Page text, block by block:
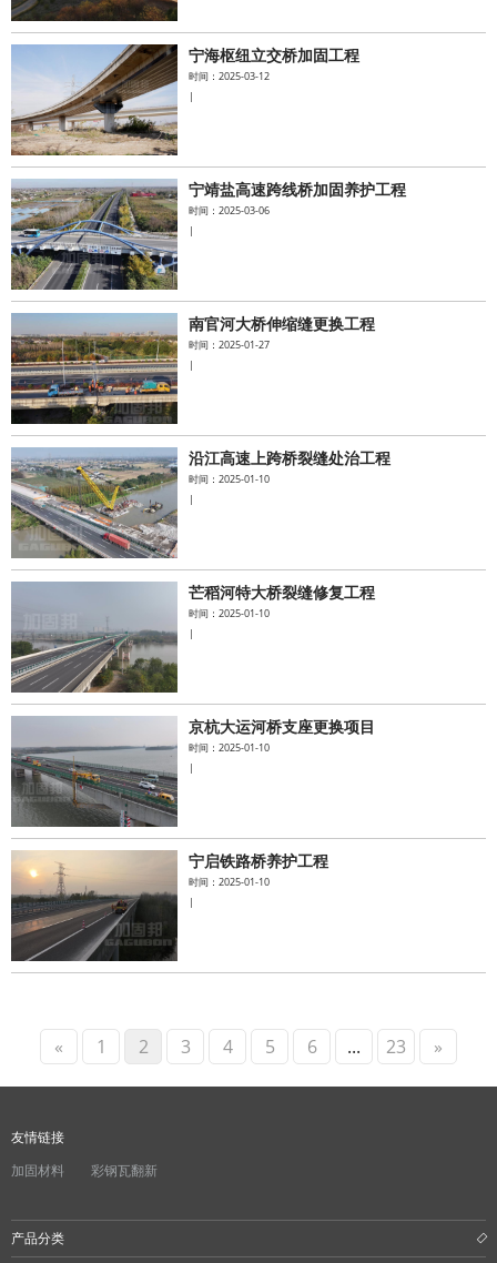
宁海枢纽立交桥加固工程
时间：2025-03-12
|
宁靖盐高速跨线桥加固养护工程
时间：2025-03-06
|
南官河大桥伸缩缝更换工程
时间：2025-01-27
|
沿江高速上跨桥裂缝处治工程
时间：2025-01-10
|
芒稻河特大桥裂缝修复工程
时间：2025-01-10
|
京杭大运河桥支座更换项目
时间：2025-01-10
|
宁启铁路桥养护工程
时间：2025-01-10
|
« 1 2 3 4 5 6 ... 23 »
友情链接
加固材料
彩钢瓦翻新
产品分类